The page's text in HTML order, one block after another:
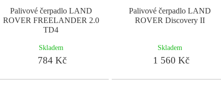
Palivové čerpadlo LAND
ROVER FREELANDER 2.0
TD4
Skladem
784 Kč
Palivové čerpadlo LAND
ROVER Discovery II
Skladem
1 560 Kč